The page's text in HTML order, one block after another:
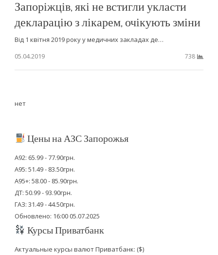
Запоріжців, які не встигли укласти
декларацію з лікарем, очікують зміни
Від 1 квітня 2019 року у медичних закладах де…
05.04.2019
738
нет
Цены на АЗС Запорожья
А92: 65.99 - 77.90грн.
А95: 51.49 - 83.50грн.
А95+: 58.00 - 85.90грн.
ДТ: 50.99 - 93.90грн.
ГАЗ: 31.49 - 44.50грн.
Обновлено: 16:00 05.07.2025
Курсы Приватбанк
Актуальные курсы валют Приватбанк: ($)